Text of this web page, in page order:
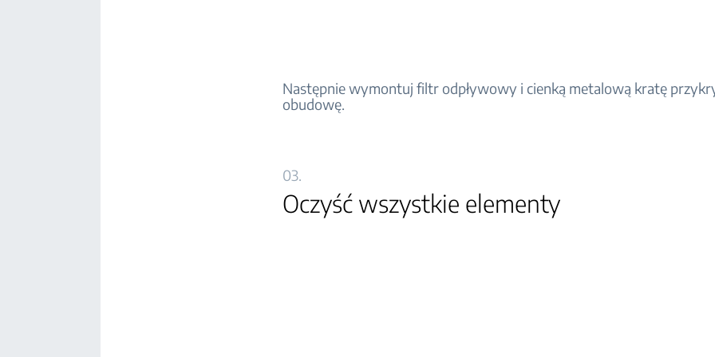
Następnie wymontuj filtr odpływowy i cienką metalową kratę
obudowę.
03.
Oczyść wszystkie elementy